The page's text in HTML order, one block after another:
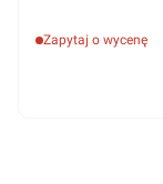
Zapytaj o wycenę